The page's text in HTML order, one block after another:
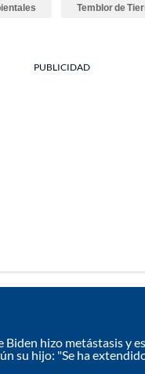
Temblor de
PUBLICIDAD
Biden hizo metástasis y
su hijo: "Se ha